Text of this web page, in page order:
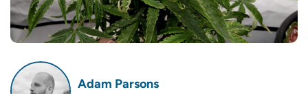
Adam Parsons